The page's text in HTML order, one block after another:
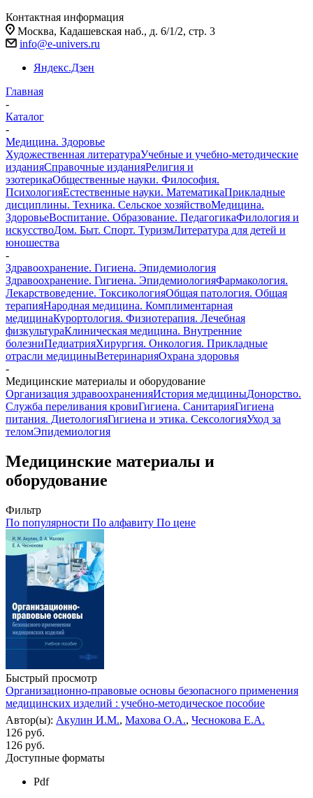
Контактная информация
Москва, Кадашевская наб., д. 6/1/2, стр. 3
info@e-univers.ru
Яндекс.Дзен
Главная
-
Каталог
-
Медицина. Здоровье
Художественная литератураУчебные и учебно-методические
изданияСправочные изданияРелигия и
эзотерикаОбщественные науки. Философия.
ПсихологияЕстественные науки. МатематикаПрикладные
дисциплины. Техника. Сельское хозяйствоМедицина.
ЗдоровьеВоспитание. Образование. ПедагогикаФилология и
искусствоДом. Быт. Спорт. ТуризмЛитература для детей и
юношества
-
Здравоохранение. Гигиена. Эпидемиология
Здравоохранение. Гигиена. ЭпидемиологияФармакология.
Лекарствоведение. ТоксикологияОбщая патология. Общая
терапияНародная медицина. Комплиментарная
медицинаКурортология. Физиотерапия. Лечебная
физкультураКлиническая медицина. Внутренние
болезниПедиатрияХирургия. Онкология. Прикладные
отрасли медициныВетеринарияОхрана здоровья
-
Медицинские материалы и оборудование
Организация здравоохраненияИстория медициныДонорство.
Служба переливания кровиГигиена. СанитарияГигиена
питания. ДиетологияГигиена и этика. СексологияУход за
теломЭпидемиология
Медицинские материалы и
оборудование
Фильтр
По популярности По алфавиту По цене
Быстрый просмотр
Организационно-правовые основы безопасного применения
медицинских изделий : учебно-методическое пособие
Автор(ы): Акулин И.М., Махова О.А., Чеснокова Е.А.
126 руб.
126 руб.
Доступные форматы
Pdf